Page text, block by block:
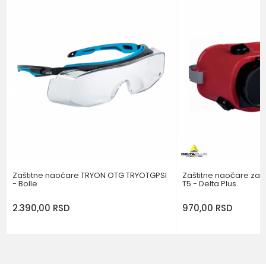
Zaštitne naočare TRYON OTG TRYOTGPSI
- Bolle
2.390,00 RSD
Zaštitne naočare za
T5 - Delta Plus
970,00 RSD